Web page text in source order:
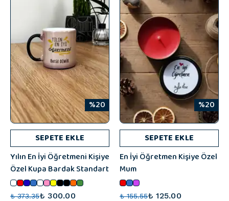
%20
SEPETE EKLE
Yılın En İyi Öğretmeni Kişiye
Özel Kupa Bardak Standart
₺ 373.35₺ 300.00
%20
SEPETE EKLE
En İyi Öğretmen Kişiye Özel
Mum
₺ 155.55₺ 125.00